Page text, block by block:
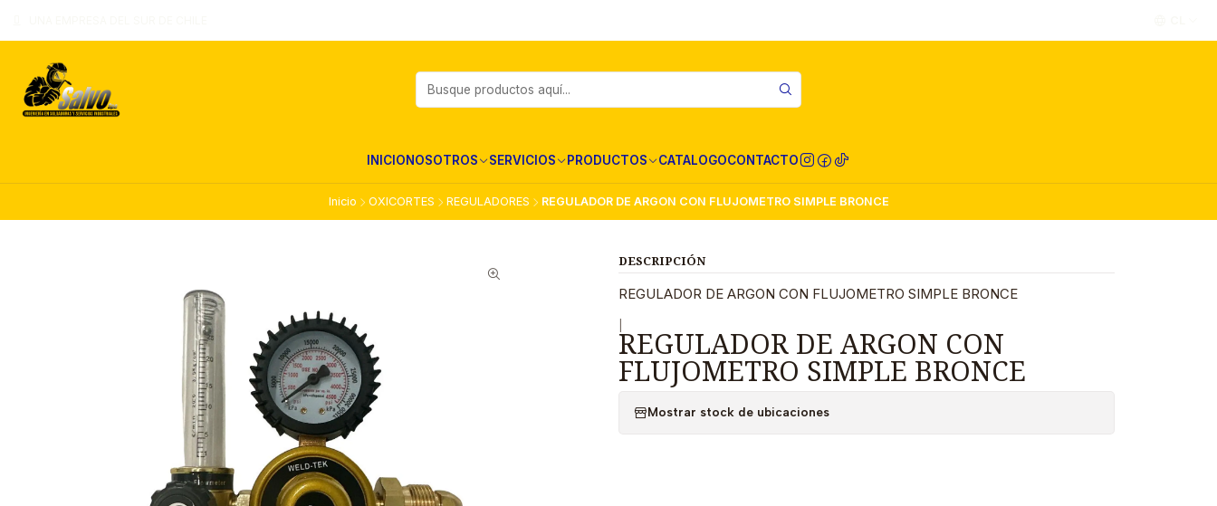
INICIONOSOTROS SERVICIOS PRODUCTOS CATALOGOCONTACTO
Inicio OXICORTES REGULADORES REGULADOR DE ARGON CON FLUJOMETRO SIMPLE BRONCE
DESCRIPCIÓN
REGULADOR DE ARGON CON FLUJOMETRO SIMPLE BRONCE
REGULADOR DE ARGON CON
FLUJOMETRO SIMPLE BRONCE
Mostrar stock de ubicaciones